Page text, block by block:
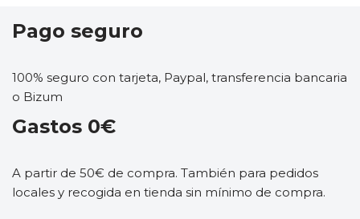
Pago seguro
100% seguro con tarjeta, Paypal, transferencia bancaria
o Bizum
Gastos 0€
A partir de 50€ de compra. También para pedidos
locales y recogida en tienda sin mínimo de compra.